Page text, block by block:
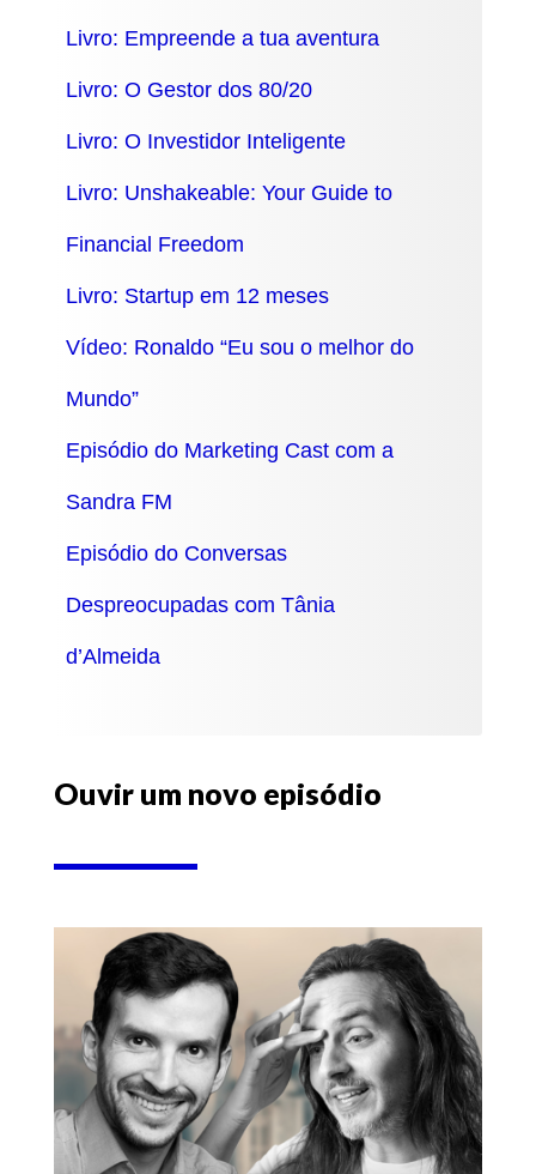
Livro: Empreende a tua aventura
Livro: O Gestor dos 80/20
Livro: O Investidor Inteligente
Livro: Unshakeable: Your Guide to
Financial Freedom
Livro: Startup em 12 meses
Vídeo: Ronaldo “Eu sou o melhor do
Mundo”
Episódio do Marketing Cast com a
Sandra FM
Episódio do Conversas
Despreocupadas com Tânia
d’Almeida
Ouvir um novo episódio